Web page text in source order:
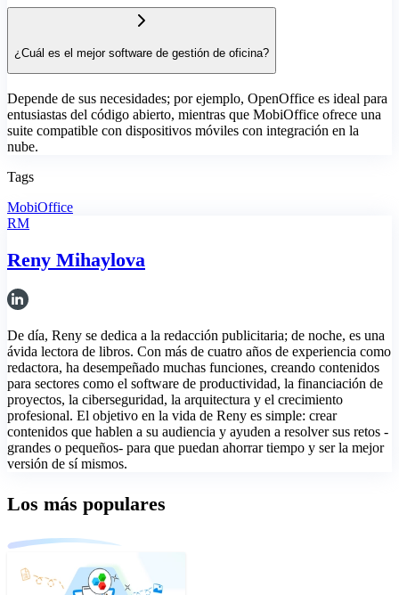
¿Cuál es el mejor software de gestión de oficina?
Depende de sus necesidades; por ejemplo, OpenOffice es ideal para
entusiastas del código abierto, mientras que MobiOffice ofrece una
suite compatible con dispositivos móviles con integración en la
nube.
Tags
MobiOffice
RM
Reny Mihaylova
De día, Reny se dedica a la redacción publicitaria; de noche, es una
ávida lectora de libros. Con más de cuatro años de experiencia como
redactora, ha desempeñado muchas funciones, creando contenidos
para sectores como el software de productividad, la financiación de
proyectos, la ciberseguridad, la arquitectura y el crecimiento
profesional. El objetivo en la vida de Reny es simple: crear
contenidos que hablen a su audiencia y ayuden a resolver sus retos -
grandes o pequeños- para que puedan ahorrar tiempo y ser la mejor
versión de sí mismos.
Los más populares